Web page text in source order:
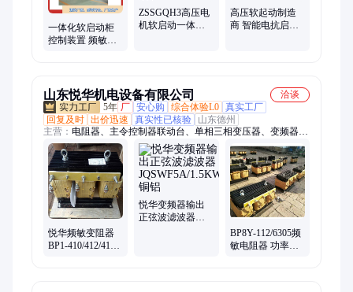
一体化软启动柜
控制装置 频敏启
ZSSGQH3高压电
机软启动一体柜
高压软起动制造
商 智能电抗启动
山东悦华机电设备有限公司
洽谈
5年 厂 安心购 综合体验L0 真实工厂
回复及时 出价迅速 真实性已核验
山东德州
主营： 电阻器、主令控制器联动台、单相三相变压器、变频器配
套电抗、BP8Y/BP4频敏、可频繁启动频敏变阻器、频敏变阻
器、电抗器、梯形铝壳电阻、抑制谐波延长电缆、串联负载电抗
器、0.75kw-600kw、制动电阻、单相直流三相电抗器、输入输出
电抗器、进线出线交流直流电抗、悦华、不锈钢电阻器、大功率
绕线、大功率波纹电阻管箱、JQWSF正弦波滤波、起重机用电
阻器、主令控制器、正弦波滤波器铜、波纹制动电阻箱
悦华频敏变阻器
BP1-410/412/416
悦华变频器输出
正弦波滤波器
BP8Y-112/6305频
敏电阻器 功率